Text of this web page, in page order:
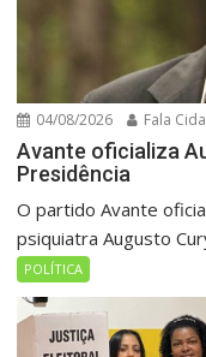
04/08/2026 Fala
Avante oficializa
Presidência
O partido Avante
psiquiatra Augusto
POLÍTICA